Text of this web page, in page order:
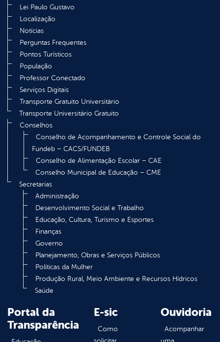
Lei Paulo Gustavo
Localização
Notícias
Perguntas Frequentes
Pontos Turísticos
População
Professor Conectado
Serviços Digitais
Transporte Gratuito Universitário
Transporte Universitário Gratuito
Conselhos
Conselho de Acompanhamento e Controle Social do
Fundeb – CACS/FUNDEB
Conselho de Alimentação Escolar – CAE
Conselho Municipal de Educação – CME
Secretarias
Administração
Desenvolvimento Social e Trabalho
Educação, Cultura, Turismo e Esportes
Finanças
Governo
Planejamento, Obras e Serviços Públicos
Políticas da Mulher
Produção Rural, Meio Ambiente e Recursos Hídricos
Saúde
Portal da
Transparência
E-sic
Como
Ouvidoria
Acompanhar